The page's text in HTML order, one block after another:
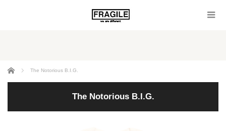
ホーム The Notorious B.I.G.
The Notorious B.I.G.